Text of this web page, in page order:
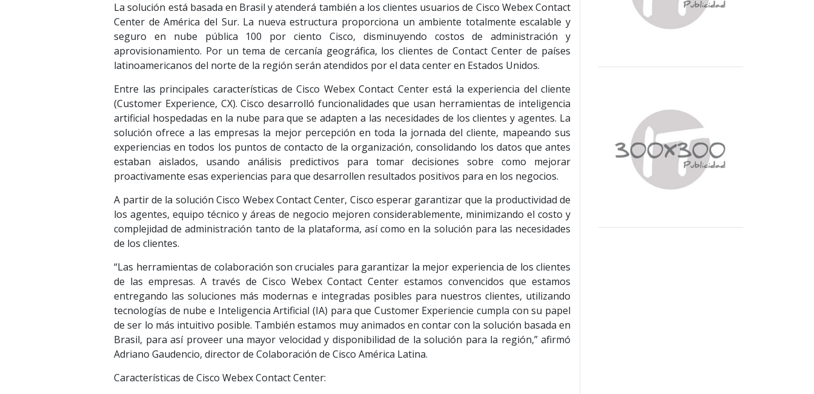
La solución está basada en Brasil y atenderá también a los clientes usuarios de Cisco Webex Contact
Center de América del Sur. La nueva estructura proporciona un ambiente totalmente escalable y
seguro en nube pública 100 por ciento Cisco, disminuyendo costos de administración y
aprovisionamiento. Por un tema de cercanía geográfica, los clientes de Contact Center de países
latinoamericanos del norte de la región serán atendidos por el data center en Estados Unidos.
Entre las principales características de Cisco Webex Contact Center está la experiencia del cliente
(Customer Experience, CX). Cisco desarrolló funcionalidades que usan herramientas de inteligencia
artificial hospedadas en la nube para que se adapten a las necesidades de los clientes y agentes. La
solución ofrece a las empresas la mejor percepción en toda la jornada del cliente, mapeando sus
experiencias en todos los puntos de contacto de la organización, consolidando los datos que antes
estaban aislados, usando análisis predictivos para tomar decisiones sobre como mejorar
proactivamente esas experiencias para que desarrollen resultados positivos para en los negocios.
A partir de la solución Cisco Webex Contact Center, Cisco esperar garantizar que la productividad de
los agentes, equipo técnico y áreas de negocio mejoren considerablemente, minimizando el costo y
complejidad de administración tanto de la plataforma, así como en la solución para las necesidades
de los clientes.
“Las herramientas de colaboración son cruciales para garantizar la mejor experiencia de los clientes
de las empresas. A través de Cisco Webex Contact Center estamos convencidos que estamos
entregando las soluciones más modernas e integradas posibles para nuestros clientes, utilizando
tecnologías de nube e Inteligencia Artificial (IA) para que Customer Experiencie cumpla con su papel
de ser lo más intuitivo posible. También estamos muy animados en contar con la solución basada en
Brasil, para así proveer una mayor velocidad y disponibilidad de la solución para la región,” afirmó
Adriano Gaudencio, director de Colaboración de Cisco América Latina.
Características de Cisco Webex Contact Center: